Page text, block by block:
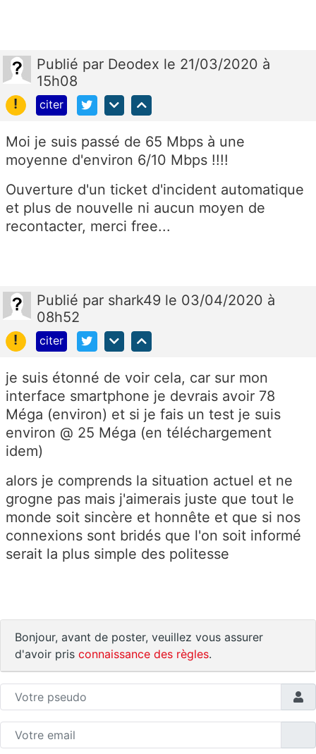
Publié par Deodex le 21/03/2020 à
15h08
!
citer
Moi je suis passé de 65 Mbps à une
moyenne d'environ 6/10 Mbps !!!!
Ouverture d'un ticket d'incident automatique
et plus de nouvelle ni aucun moyen de
recontacter, merci free...
Publié par shark49 le 03/04/2020 à
08h52
!
citer
je suis étonné de voir cela, car sur mon
interface smartphone je devrais avoir 78
Méga (environ) et si je fais un test je suis
environ @ 25 Méga (en téléchargement
idem)
alors je comprends la situation actuel et ne
grogne pas mais j'aimerais juste que tout le
monde soit sincère et honnête et que si nos
connexions sont bridés que l'on soit informé
serait la plus simple des politesse
Bonjour, avant de poster, veuillez vous assurer
d'avoir pris connaissance des règles.